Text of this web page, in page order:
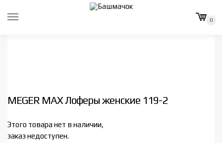
0
MEGER MAX Лоферы женские 119-2
Этого товара нет в наличии,
заказ недоступен.